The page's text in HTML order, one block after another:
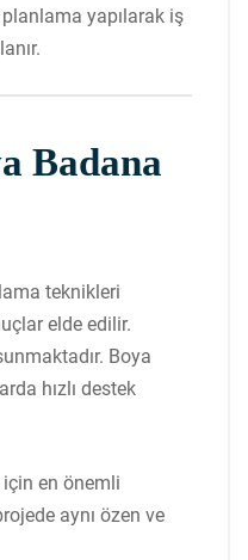
yapılarak iş
Badana
teknikleri
elde edilir.
Boya
hızlı destek
en önemli
aynı özen ve